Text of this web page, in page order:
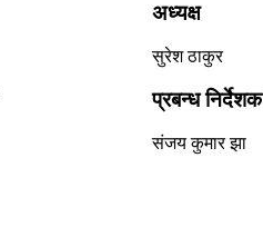
अध्यक्ष
सुरेश ठाकुर
प्रबन्ध निर्देशक
संजय कुमार झा